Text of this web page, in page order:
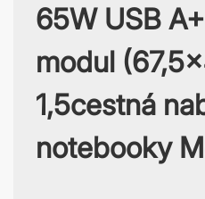
65W USB
modul
1,5cestná
notebooky